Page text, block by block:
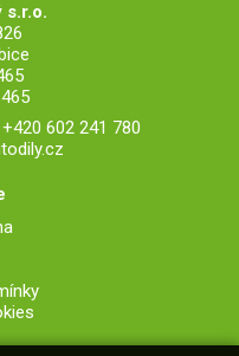
s.r.o.
+420 602 241 780